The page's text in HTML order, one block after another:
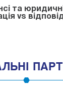
та
vs